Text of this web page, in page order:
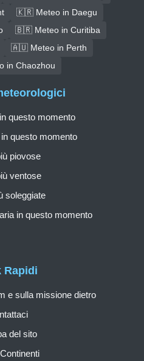
🇰🇷 Meteo in Daegu
🇧🇷 Meteo in Curitiba
🇦🇺 Meteo in Perth
Chaozhou
Rapidi
e sulla missione dietro
del sito
questo momento
questo momento
piovose
ventose
soleggiate
in questo momento